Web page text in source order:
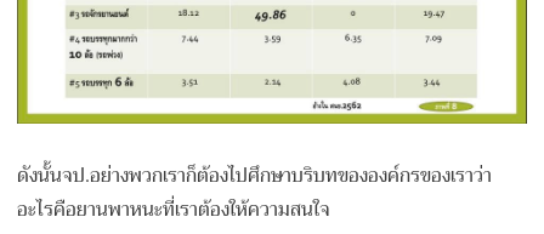
ดังนั้นจป.อย่างพวกเราก็ต้องไปศึกษาบริบทขององค์กรของเราว่า
อะไรคือยานพาหนะที่เราต้องให้ความสนใจ